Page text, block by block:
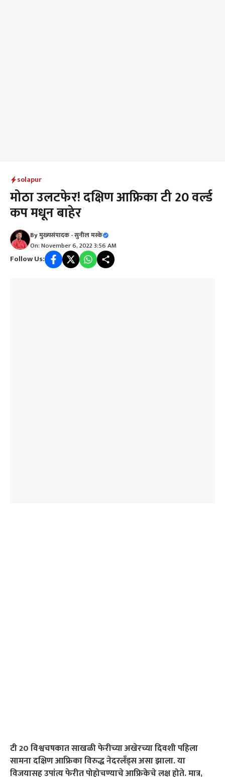
solapur
मोठा उलटफेर! दक्षिण आफ्रिका टी 20 वर्ल्ड
कप मधून बाहेर
Byमुख्यसंपादक - सुनील मस्के
On: November 6, 2022 3:56 AM
Follow Us:
टी 20 विश्वचषकात साखळी फेरीच्या अखेरच्या दिवशी पहिला
सामना दक्षिण आफ्रिका विरुद्ध नेदरलँड्स असा झाला. या
विजयासह उपांत्य फेरीत पोहोचण्याचे आफ्रिकेचे लक्ष होते. मात्र,